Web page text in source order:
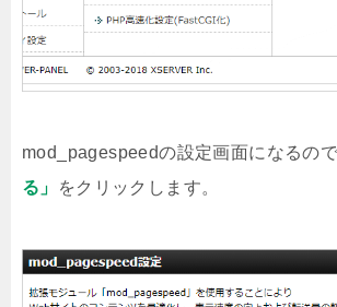
mod_pagespeedの設定画面になるので
る」
をクリックします。